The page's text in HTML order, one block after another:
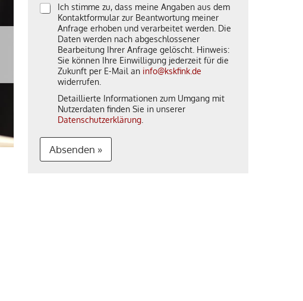
Ich stimme zu, dass meine Angaben aus dem
Kontaktformular zur Beantwortung meiner
Anfrage erhoben und verarbeitet werden. Die
Daten werden nach abgeschlossener
Bearbeitung Ihrer Anfrage gelöscht. Hinweis:
Sie können Ihre Einwilligung jederzeit für die
Zukunft per E-Mail an info@kskfink.de
widerrufen.
Detaillierte Informationen zum Umgang mit
Nutzerdaten finden Sie in unserer
Datenschutzerklärung
Absenden »